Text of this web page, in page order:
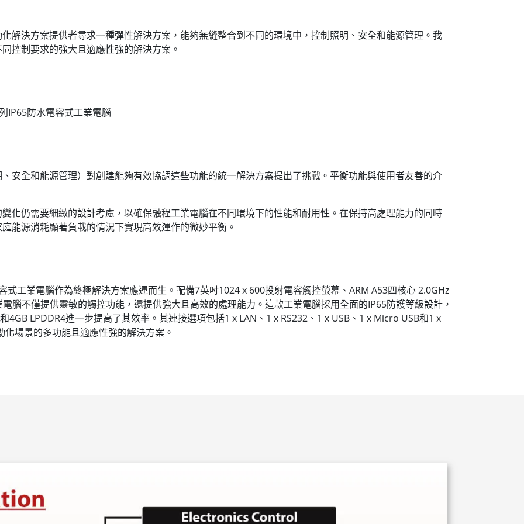
解決方案提供者尋求一種彈性解決方案，能夠無縫整合到不同的環境中，控制照明、安全和能源管理。我
控制要求的強大且適應性強的解決方案。
IP65防水電容式工業電腦
安全和能源管理）對創建能夠有效協調這些功能的統一解決方案提出了挑戰。平衡功能與使用者友善的介
化仍需要細緻的設計考慮，以確保融程工業電腦在不同環境下的性能和耐用性。在保持高處理能力的同時
能源消耗顯著負載的情況下實現高效運作的微妙平衡。
式工業電腦作為終極解決方案應運而生。配備7英吋1024 x 600投射電容觸控螢幕、ARM A53四核心 2.0GHz
腦不僅提供靈敏的觸控功能，還提供強大且高效的處理能力。這款工業電腦採用全面的IP65防護等級設計，
4GB LPDDR4進一步提高了其效率。其連接選項包括1 x LAN、1 x RS232、1 x USB、1 x Micro USB和1 x
場景的多功能且適應性強的解決方案。